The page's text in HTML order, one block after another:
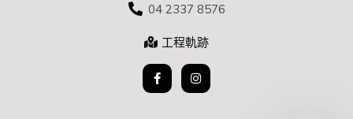
04 2337 8576
工程軌跡